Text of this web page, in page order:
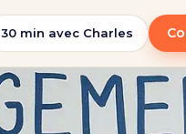
30 min avec Charles